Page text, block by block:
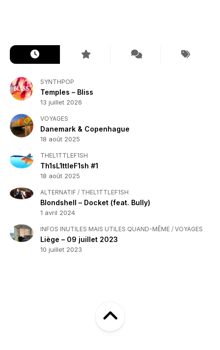
SYNTHPOP
Temples – Bliss
13 juillet 2026
VOYAGES
Danemark & Copenhague
18 août 2025
THEL1TTLEF1SH
Th1sL1ttleF1sh #1
18 août 2025
ALTERNATIF / THEL1TTLEF1SH
Blondshell – Docket (feat. Bully)
1 avril 2024
INFOS INUTILES MAIS UTILES QUAND-MÊME / VOYAGES
Liège – 09 juillet 2023
10 juillet 2023